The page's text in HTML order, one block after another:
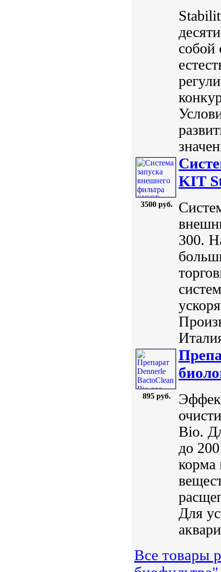
собой
3500 руб.
KIT
300.
895 руб.
Bio.
до
корма
Для
Все товары